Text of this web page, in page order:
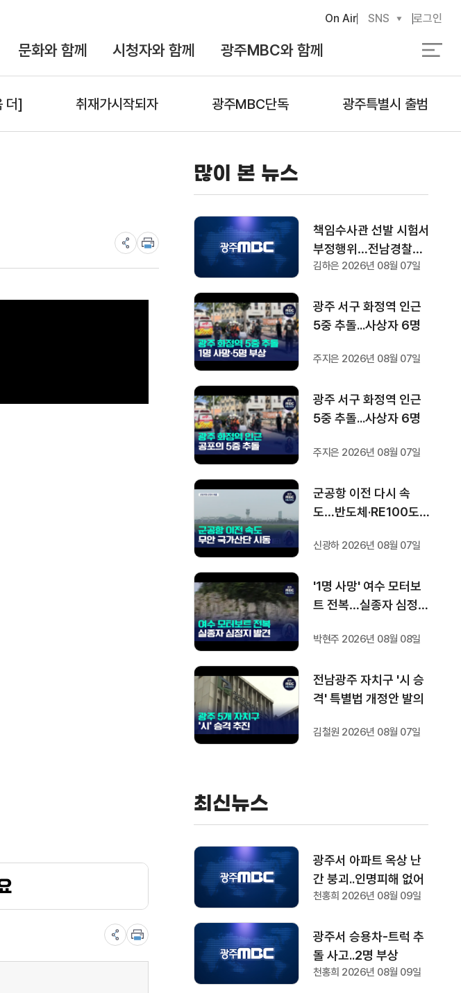
문화와 함께 시청자와 함께 광주MBC와 함께
On Air SNS 로그인
더] 취재가시작되자 광주MBC단독 광주특별시 출범
많이 본 뉴스
책임수사관 선발 시험서
부정행위…전남경찰청
"감찰 착수"
김하은 2026년 08월 07일
광주 서구 화정역 인근
5중 추돌...사상자 6명
주지은 2026년 08월 07일
광주 서구 화정역 인근
5중 추돌...사상자 6명
주지은 2026년 08월 07일
군공항 이전 다시 속
도…반도체·RE100도
신광하 2026년 08월 07일
'1명 사망' 여수 모터보
트 전복…실종자 심정지
박현주 2026년 08월 08일
전남광주 자치구 '시 승
격' 특별법 개정안 발의
김철원 2026년 08월 07일
최신뉴스
광주서 아파트 옥상 난
간 붕괴..인명피해 없어
천홍희 2026년 08월 09일
광주서 승용차-트럭 추
돌 사고..2명 부상
천홍희 2026년 08월 09일